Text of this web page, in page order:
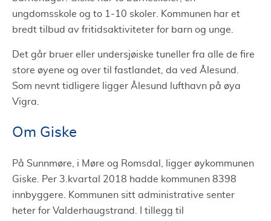
ungdomsskole og to 1-10 skoler. Kommunen har et
bredt tilbud av fritidsaktiviteter for barn og unge.
Det går bruer eller undersjøiske tuneller fra alle de fire
store øyene og over til fastlandet, da ved Ålesund.
Som nevnt tidligere ligger Ålesund lufthavn på øya
Vigra.
Om Giske
På Sunnmøre, i Møre og Romsdal, ligger øykommunen
Giske. Per 3.kvartal 2018 hadde kommunen 8398
innbyggere. Kommunen sitt administrative senter
heter for Valderhaugstrand. I tillegg til